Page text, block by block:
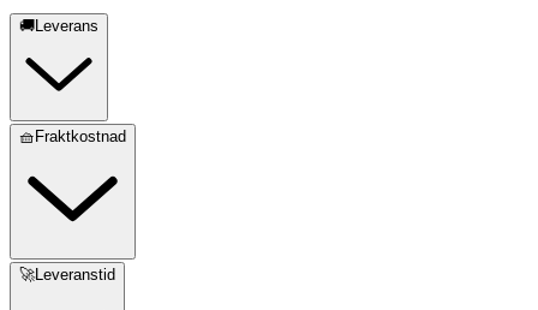
🚚Leverans
🧺Fraktkostnad
🚀Leveranstid